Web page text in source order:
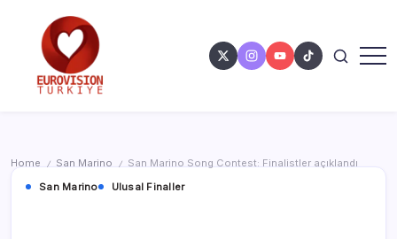
Home / San Marino /
San Marino Song Contest: Finalistler açıklandı
San Marino
Ulusal Finaller